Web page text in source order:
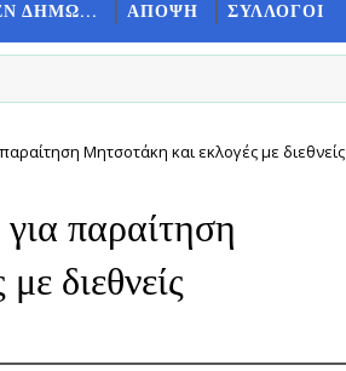
ΔΗΜΩ... ΑΠΟΨΗ ΣΥΛΛΟΓΟΙ
Μητσοτάκη και εκλογές με διεθνείς
παραίτηση
διεθνείς